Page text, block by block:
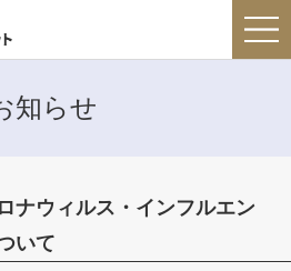
知らせ
ナウィルス・インフルエン
いて